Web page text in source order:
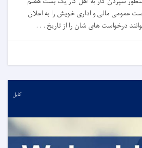
عمومی مالی و اداری خویش را به اعلان
درخواست های شان را از تاریخ . . .
کابل